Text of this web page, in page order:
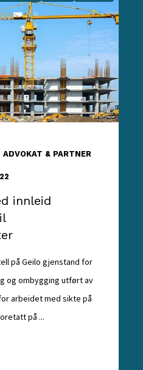
& PARTNER
innleid
på Geilo gjenstand for
og ombygging utført av
arbeidet med sikte på
på ...